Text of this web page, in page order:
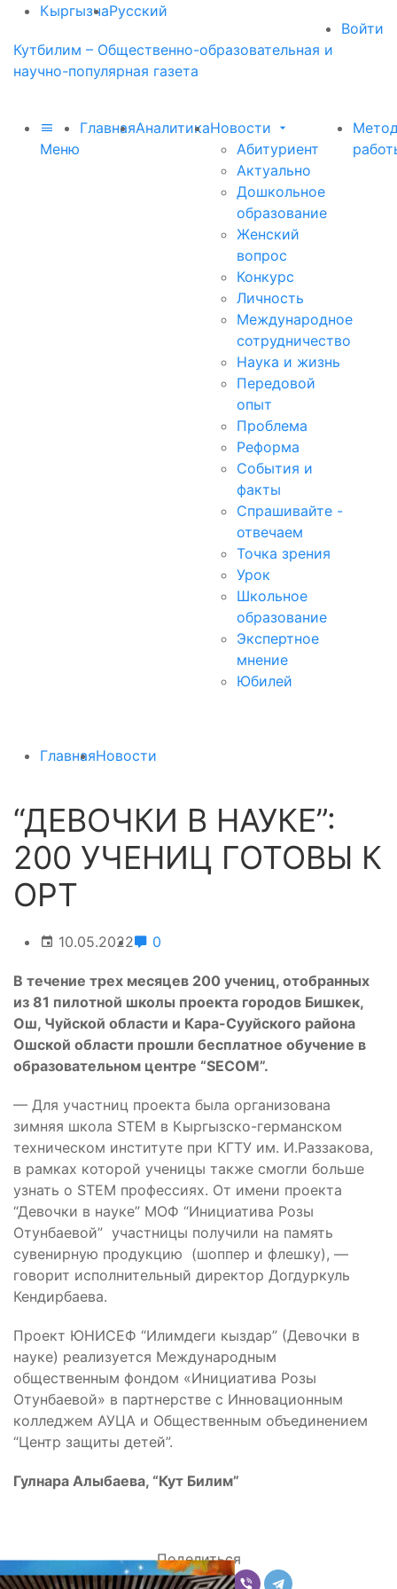
КыргызчаРусский
Войти
Кутбилим – Общественно-образовательная и
научно-популярная газета
Меню
ГлавнаяАналитикаНовости
Абитуриент
Актуально
Дошкольное
образование
Женский
вопрос
Конкурс
Личность
Международное
сотрудничество
Наука и жизнь
Передовой
опыт
Проблема
Реформа
События и
факты
Спрашивайте -
отвечаем
Точка зрения
Урок
Школьное
образование
Экспертное
мнение
Юбилей
ГлавнаяНовости
“ДЕВОЧКИ В НАУКЕ”:
200 УЧЕНИЦ ГОТОВЫ К
ОРТ
10.05.2022 0
В течение трех месяцев 200 учениц, отобранных
из 81 пилотной школы проекта городов Бишкек,
Ош, Чуйской области и Кара-Сууйского района
Ошской области прошли бесплатное обучение в
образовательном центре “SECOM”.
— Для участниц проекта была организована
зимняя школа STEM в Кыргызско-германском
техническом институте при КГТУ им. И.Раззакова,
в рамках которой ученицы также смогли больше
узнать о STEM профессиях. От имени проекта
“Девочки в науке” МОФ “Инициатива Розы
Отунбаевой” участницы получили на память
сувенирную продукцию (шоппер и флешку), —
говорит исполнительный директор Догдуркуль
Кендирбаева.
Проект ЮНИСЕФ “Илимдеги кыздар” (Девочки в
науке) реализуется Международным
общественным фондом «Инициатива Розы
Отунбаевой» в партнерстве с Инновационным
колледжем АУЦА и Общественным объединением
“Центр защиты детей”.
Гулнара Алыбаева, “Кут Билим”
Поделиться